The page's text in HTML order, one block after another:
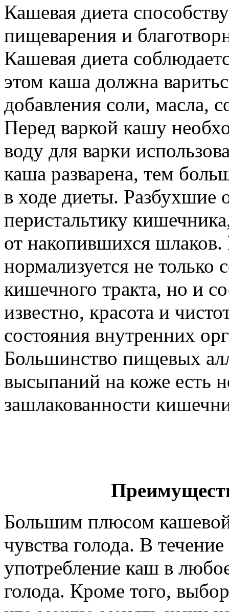
Кашевая диета
пищеварения и
Кашевая диета
этом каша должна
добавления соли, масла,
Перед варкой кашу
воду для варки
каша разварена, тем
в ходе диеты. Разбухшие
перистальтику
от накопившихся
нормализуется не только
кишечного тракта, но и
известно, красота и
состояния внутренних
Большинство пищевых
высыпаний на коже есть
зашлакованности
Большим плюсом кашевой
чувства голода. В
употребление каш в
голода. Кроме того,